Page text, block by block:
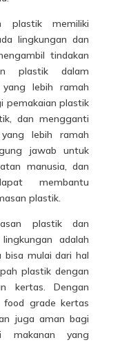
plastik memiliki
lingkungan dan
tindakan
plastik dalam
lebih ramah
pemakaian plastik
dan mengganti
lebih ramah
jawab untuk
manusia, dan
membantu
plastik.
plastik dan
adalah
mulai dari hal
plastik dengan
kertas. Dengan
food grade kertas
juga aman bagi
makanan yang